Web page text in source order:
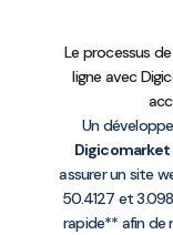
Le processus
ligne avec
Un
Digicomarket
assurer un site
50.4127 et
rapide** afin de